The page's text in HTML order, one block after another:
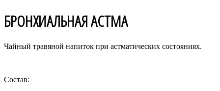
БРОНХИАЛЬНАЯ АСТМА
Чайный травяной напиток при астматических состояниях.
Состав: